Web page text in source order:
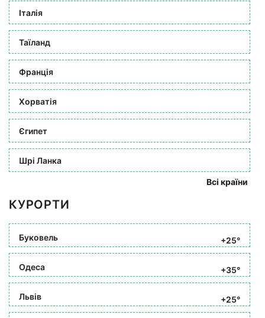
Італія
Таїланд
Франція
Хорватія
Єгипет
Шрі Ланка
Всі країни
КУРОРТИ
Буковель +25°
Одеса +35°
Львів +25°